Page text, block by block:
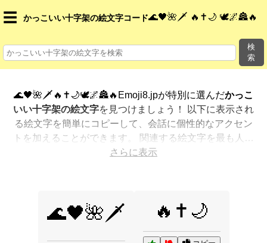
☰ かっこいい十字架の絵文字コード 🌊🖤🌺🗡️ 🔥✝️🌙 🕊️🌌🏯🔥
検
索
🌊🖤🌺🗡️🔥✝️🌙🕊️🌌🏯🔥Emoji8.jpが特別に選んだかっこ
いい十字架の絵文字を見つけましょう！ 以下に表示され
る絵文字を簡単にコピーして、会話に個性的なアクセン
トを加えることができます。 関連する絵文字を最も人気
のある順に表示しました。さらに多くのオプションが欲
さらに表示
🌊🖤🌺🗡️ 🔥✝️🌙